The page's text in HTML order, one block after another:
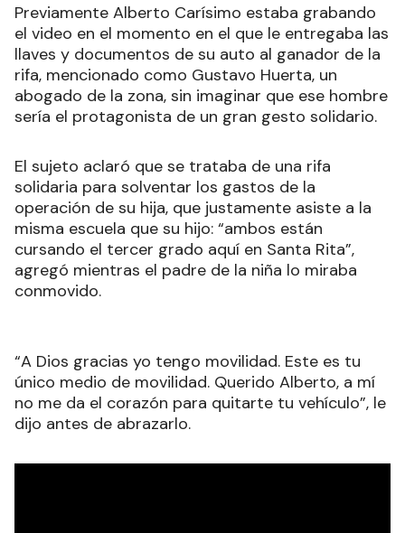
Previamente Alberto Carísimo estaba grabando
el video en el momento en el que le entregaba las
llaves y documentos de su auto al ganador de la
rifa, mencionado como Gustavo Huerta, un
abogado de la zona, sin imaginar que ese hombre
sería el protagonista de un gran gesto solidario.
El sujeto aclaró que se trataba de una rifa
solidaria para solventar los gastos de la
operación de su hija, que justamente asiste a la
misma escuela que su hijo: “ambos están
cursando el tercer grado aquí en Santa Rita”,
agregó mientras el padre de la niña lo miraba
conmovido.
“A Dios gracias yo tengo movilidad. Este es tu
único medio de movilidad. Querido Alberto, a mí
no me da el corazón para quitarte tu vehículo”, le
dijo antes de abrazarlo.